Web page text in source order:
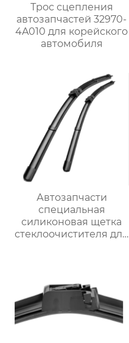
Трос сцепления
автозапчастей 32970-
4A010 для корейского
автомобиля
Автозапчасти
специальная
силиконовая щетка
стеклоочистителя для